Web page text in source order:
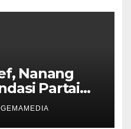
Nanang
Partai
2024